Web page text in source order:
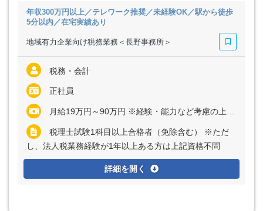
年収300万円以上／テレワーク推奨／未経験OK／駅から徒歩
5分以内／在宅実績あり
地域有力企業向け税務業務＜長野事務所＞
税務・会計
正社員
月給19万円～90万円 ※経験・能力など考慮の上、決定いたします ※アソシエイト／シニアアソシエイトは残業代全額支給 ※マネジャーまたはシニアマネジャーの場合、管理監督者採用のため残業代支給なし
税理士試験1科目以上合格者（免除含む） ※ただ
し、法人税業務経験が1年以上ある方は上記資格不問
詳細を開く